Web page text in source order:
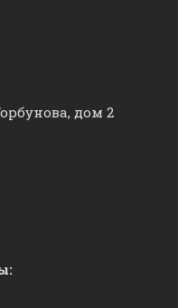
дом 2